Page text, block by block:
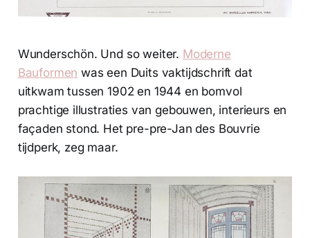
Wunderschön. Und so weiter. Moderne
Bauformen was een Duits vaktijdschrift dat
uitkwam tussen 1902 en 1944 en bomvol
prachtige illustraties van gebouwen, interieurs en
façaden stond. Het pre-pre-Jan des Bouvrie
tijdperk, zeg maar.